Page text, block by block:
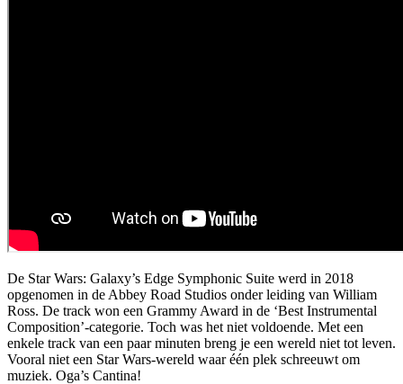
De Star Wars: Galaxy’s Edge Symphonic Suite werd in 2018
opgenomen in de Abbey Road Studios onder leiding van William
Ross. De track won een Grammy Award in de ‘Best Instrumental
Composition’-categorie. Toch was het niet voldoende. Met een
enkele track van een paar minuten breng je een wereld niet tot leven.
Vooral niet een Star Wars-wereld waar één plek schreeuwt om
muziek. Oga’s Cantina!